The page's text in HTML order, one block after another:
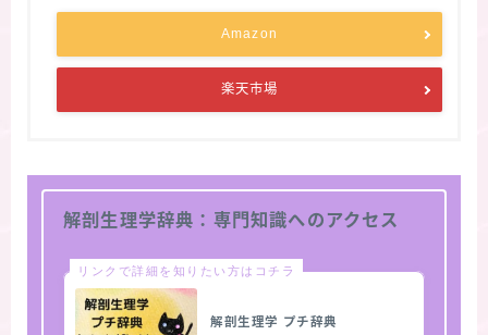
Amazon
楽天市場
解剖生理学辞典：専門知識へのアクセス
リンクで詳細を知りたい方はコチラ
解剖生理学 プチ辞典